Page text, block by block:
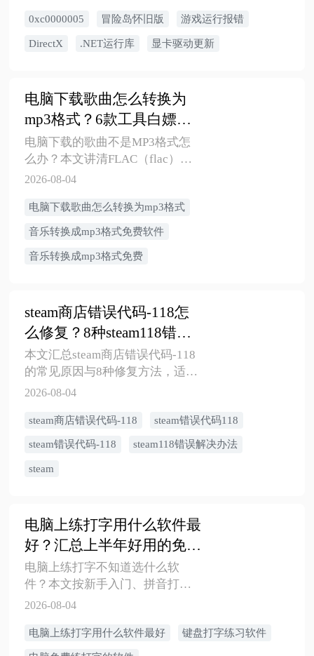
游戏文件损坏等原因，并给出安
全修复顺序。
0xc0000005 冒险岛怀旧版 游戏运行报错
DirectX .NET运行库 显卡驱动更新
电脑下载歌曲怎么转换为
mp3格式？6款工具白嫖不
易，赶紧收藏！
电脑下载的歌曲不是MP3格式怎
么办？本文讲清FLAC（flac）、
M4A（m4a）、WAV（wav）、
音乐文件转mp3的方法，推荐免费
软件、在线转换工具和适合新手
音质注意事项。
2026-08-04
​电脑下载歌曲怎么转换为mp3格式
音乐转换成mp3格式免费软件
音乐转换成mp3格式免费
steam商店错误代码-118怎
么修复？8种steam118错误
解决办法汇总
​本文汇总steam商店错误代码-118
的常见原因与8种修复方法，适合
网络正常但steam118、Steam商店
情况，按缓存、DNS、代理、
hosts、防火墙、重装顺序排查。
2026-08-04
steam商店错误代码-118 steam错误代码118
steam错误代码-118 steam118错误解决办法
steam
电脑上练打字用什么软件最
好？汇总上半年好用的免费
练打字软件
电脑上练打字不知道选什么软
件？本文按新手入门、拼音打
字、五笔练习、英文盲打、学生
练习软件，并给出7天练习方法。
2026-08-04
​电脑上练打字用什么软件最好 键盘打字练习软件